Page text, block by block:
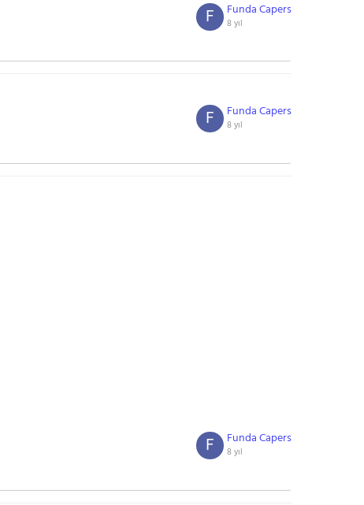
Funda Capers
8 yıl
F
Funda Capers
8 yıl
F
Funda Capers
8 yıl
F